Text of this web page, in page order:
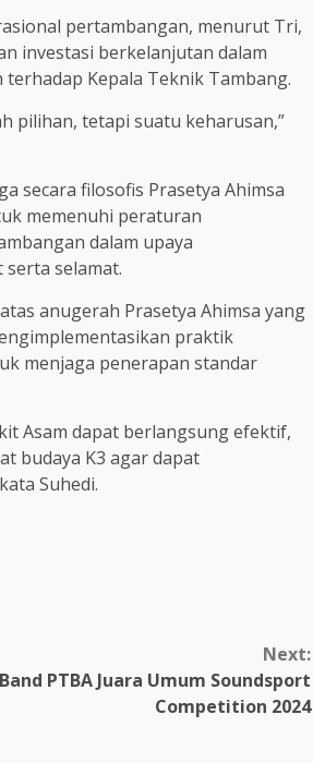
pertambangan, menurut Tri,
investasi berkelanjutan dalam
Kepala Teknik Tambang.
pilihan, tetapi suatu keharusan,”
secara filosofis Prasetya Ahimsa
memenuhi peraturan
dalam upaya
selamat.
anugerah Prasetya Ahimsa yang
praktik
menjaga penerapan standar
Asam dapat berlangsung efektif,
budaya K3 agar dapat
Suhedi.
Next:
PTBA Juara Umum Soundsport
Competition 2024